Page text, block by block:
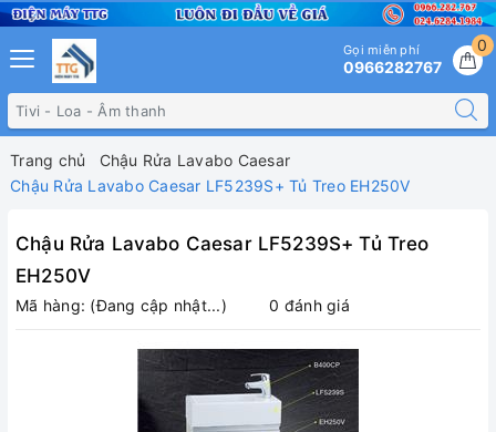
0
Gọi miễn phí
0966282767
Trang chủ
Chậu Rửa Lavabo Caesar
Chậu Rửa Lavabo Caesar LF5239S+ Tủ Treo EH250V
Chậu Rửa Lavabo Caesar LF5239S+ Tủ Treo
EH250V
Mã hàng: (Đang cập nhật...) 0 đánh giá